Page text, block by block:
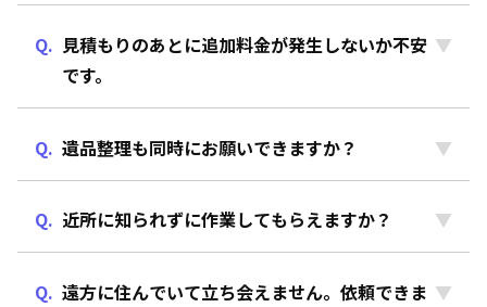
見積もりのあとに追加料金が発生しないか不安
です。
遺品整理も同時にお願いできますか？
近所に知られずに作業してもらえますか？
遠方に住んでいて立ち会えません。依頼できま